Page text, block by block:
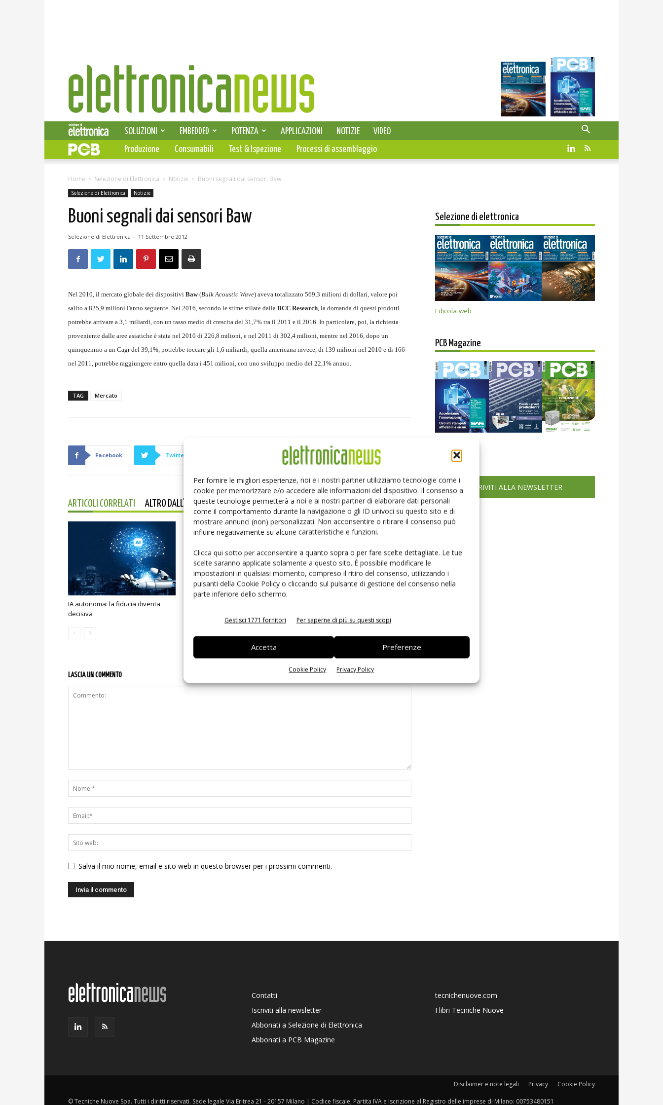
Per fornire le migliori esperienze, noi e i nostri partner utilizziamo tecnologie come i
cookie per memorizzare e/o accedere alle informazioni del dispositivo. Il consenso a
queste tecnologie permetterà a noi e ai nostri partner di elaborare dati personali
come il comportamento durante la navigazione o gli ID univoci su questo sito e di
mostrare annunci (non) personalizzati. Non acconsentire o ritirare il consenso può
influire negativamente su alcune caratteristiche e funzioni.
Clicca qui sotto per acconsentire a quanto sopra o per fare scelte dettagliate. Le tue
scelte saranno applicate solamente a questo sito. È possibile modificare le
impostazioni in qualsiasi momento, compreso il ritiro del consenso, utilizzando i
pulsanti della Cookie Policy o cliccando sul pulsante di gestione del consenso nella
parte inferiore dello schermo.
Gestisci 1771 fornitori Per saperne di più su questi scopi
Accetta Preferenze
Cookie Policy Privacy Policy
Elettronica
News
SELEZIONE DI ELETTRONICA
SOLUZIONI EMBEDDED POTENZA APPLICAZIONI NOTIZIE
VIDEO
PCB
Produzione Consumabili Test & Ispezione Processi di assemblaggio
Home Selezione di Elettronica Notizie Buoni segnali dai sensori Baw
Selezione di Elettronica Notizie
Buoni segnali dai sensori Baw
Selezione di Elettronica - 11 Settembre 2012
Nel 2010, il mercato globale dei dispositivi Baw(Bulk Acoustic Wave) aveva totalizzato 569,3 milioni di dollari, valore poi
salito a 825,9 milioni l'anno seguente. Nel 2016, secondo le stime stilate dalla BCC Research, la domanda di questi prodotti
potrebbe arrivare a 3,1 miliardi, con un tasso medio di crescita del 31,7% tra il 2011 e il 2016. In particolare, poi, la richiesta
proveniente dalle aree asiatiche è stata nel 2010 di 226,8 milioni, e nel 2011 di 302,4 milioni, mentre nel 2016, dopo un
quinquennio a un Cagr del 39,1%, potrebbe toccare gli 1,6 miliardi; quella americana invece, di 139 milioni nel 2010 e di 166
nel 2011, potrebbe raggiungere entro quella data i 451 milioni, con uno sviluppo medio del 22,1% annuo.
TAG Mercato
Facebook Twitter Pinterest
ARTICOLI CORRELATI ALTRO DALL'AUTORE
IA autonoma: la fiducia diventa
decisiva
LASCIA UN COMMENTO
Salva il mio nome, email e sito web in questo browser per i prossimi commenti.
Selezione di elettronica
Edicola web
PCB Magazine
ISCRIVITI ALLA NEWSLETTER
Contatti
Iscriviti alla newsletter
Abbonati a Selezione di Elettronica
Abbonati a PCB Magazine
tecnichenuove.com
I libri Tecniche Nuove
Disclaimer e note legali Privacy Cookie Policy
© Tecniche Nuove Spa. Tutti i diritti riservati. Sede legale Via Eritrea 21 - 20157 Milano | Codice fiscale, Partita IVA e Iscrizione al Registro delle imprese di Milano: 00753480151